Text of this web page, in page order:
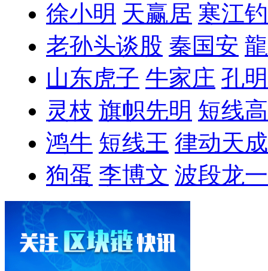
徐小明 天赢居 寒江
老孙头谈股 秦国安
山东虎子 牛家庄 孔
灵枝 旗帜先明 短线
鸿牛 短线王 律动天成
狗蛋 李博文 波段龙一